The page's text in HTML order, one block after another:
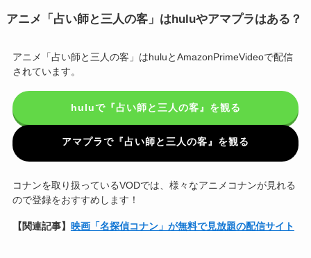
アニメ「占い師と三人の客」はhuluやアマプラはある？
アニメ「占い師と三人の客」はhuluとAmazonPrimeVideoで配信
されています。
huluで『占い師と三人の客』を観る
アマプラで『占い師と三人の客』を観る
コナンを取り扱っているVODでは、様々なアニメコナンが見れる
ので登録をおすすめします！
【関連記事】 映画「名探偵コナン」が無料で見放題の配信サイト